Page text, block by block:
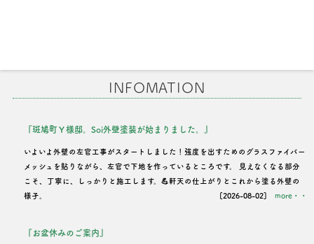
INFOMATION
『斑鳩町Ｙ様邸。Soi外壁塗装が始まりました。』
いよいよ外壁の左官工事がスタートしました！強度を出すためのグラスファイバー
メッシュを貼りながら、左官で下地を作っているところです。 見えなくなる部分
こそ、丁寧に、しっかりと施工します。💪軒天の仕上がりとこれから塗る外壁の
様子。 [2026-08-02] more・・
『お盆休みのご案内』